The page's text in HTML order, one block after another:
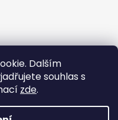
Dalším
souhlas s
zde.